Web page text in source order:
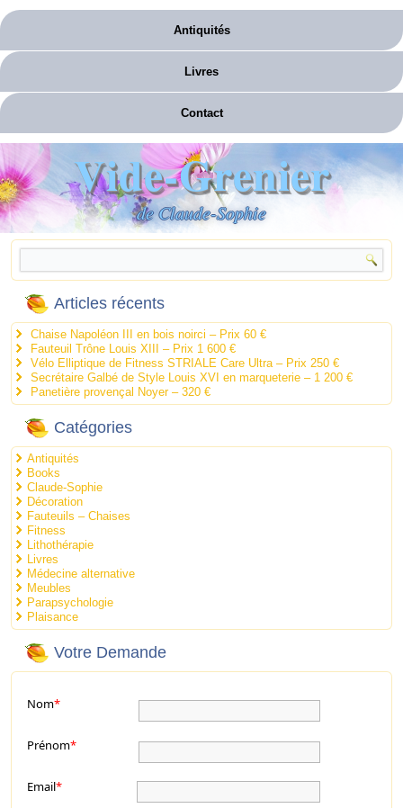
Antiquités
Livres
Contact
Vide-Grenier
de Claude-Sophie
Articles récents
Chaise Napoléon III en bois noirci – Prix 60 €
Fauteuil Trône Louis XIII – Prix 1 600 €
Vélo Elliptique de Fitness STRIALE Care Ultra – Prix 250 €
Secrétaire Galbé de Style Louis XVI en marqueterie – 1 200 €
Panetière provençal Noyer – 320 €
Catégories
Antiquités
Books
Claude-Sophie
Décoration
Fauteuils – Chaises
Fitness
Lithothérapie
Livres
Médecine alternative
Meubles
Parapsychologie
Plaisance
Votre Demande
Nom*
Prénom*
Email*